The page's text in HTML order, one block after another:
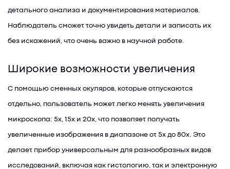
детального анализа и документирования материалов.
Наблюдатель сможет точно увидеть детали и записать их
без искажений, что очень важно в научной работе.
Широкие возможности увеличения
С помощью сменных окуляров, которые отпускаются
отдельно, пользователь может легко менять увеличения
микроскопа: 5х, 15х и 20х, что позволяет получать
увеличенные изображения в диапазоне от 5х до 80х. Это
делает прибор универсальным для разнообразных видов
исследований, включая как гистологию, так и электронную